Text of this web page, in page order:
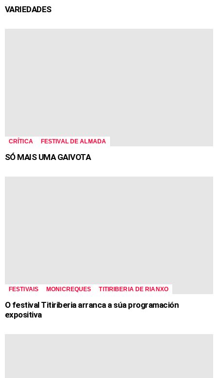
VARIEDADES
CRÍTICA FESTIVAL DE ALMADA
SÓ MAIS UMA GAIVOTA
FESTIVAIS MONICREQUES TITIRIBERIA DE RIANXO
O festival Titiriberia arranca a súa programación
expositiva